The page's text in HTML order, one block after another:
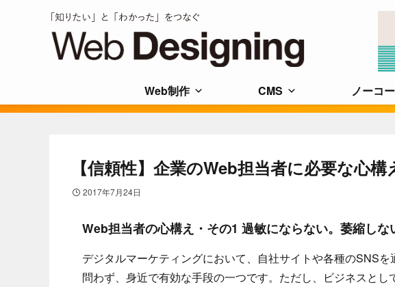
Web制作 CMS ノーコ
【信頼性】企業のWeb担当者に必要な心
2017年7月24日
Web担当者の心構え・その1 過敏にならない。萎縮しな
デジタルマーケティングにおいて、自社サイトや各種のSNS
問わず、身近で有効な手段の一つです。ただし、ビジネスと